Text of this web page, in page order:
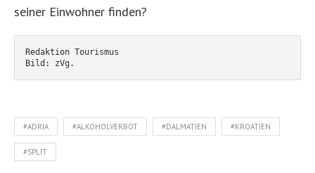
seiner Einwohner finden?
Redaktion Tourismus
Bild: zVg.
#ADRIA #ALKOHOLVERBOT #DALMATIEN #KROATIEN
#SPLIT